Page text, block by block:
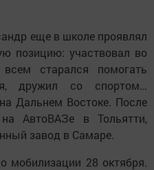
еще в школе проявлял
позицию: участвовал во
старался помогать
дружил со спортом…
Дальнем Востоке. После
АвтоВАЗе в Тольятти,
завод в Самаре.
мобилизации 28 октября.